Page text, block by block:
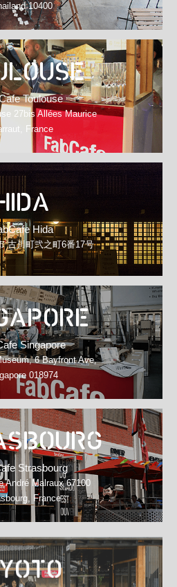
10400
Toulouse
27bis Allées Maurice
France
Hida
古川町弐之町6番17号
Singapore
6 Bayfront Ave,
018974
Strasbourg
André Malraux 67100
France